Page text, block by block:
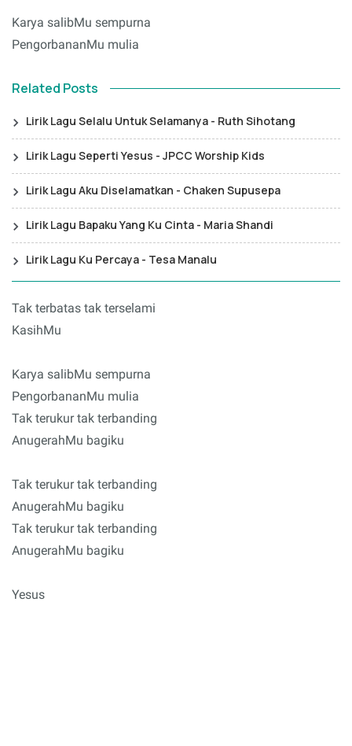
Karya salibMu sempurna
PengorbananMu mulia
Related Posts
Lirik Lagu Selalu Untuk Selamanya - Ruth Sihotang
Lirik Lagu Seperti Yesus - JPCC Worship Kids
Lirik Lagu Aku Diselamatkan - Chaken Supusepa
Lirik Lagu Bapaku Yang Ku Cinta - Maria Shandi
Lirik Lagu Ku Percaya - Tesa Manalu
Tak terbatas tak terselami
KasihMu
Karya salibMu sempurna
PengorbananMu mulia
Tak terukur tak terbanding
AnugerahMu bagiku
Tak terukur tak terbanding
AnugerahMu bagiku
Tak terukur tak terbanding
AnugerahMu bagiku
Yesus